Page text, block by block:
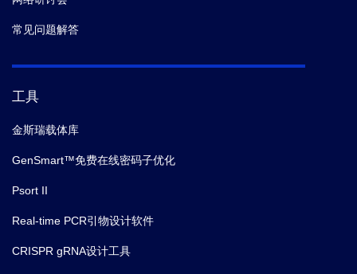
常见问题解答
工具
金斯瑞载体库
GenSmart™免费在线密码子优化
Psort II
Real-time PCR引物设计软件
CRISPR gRNA设计工具